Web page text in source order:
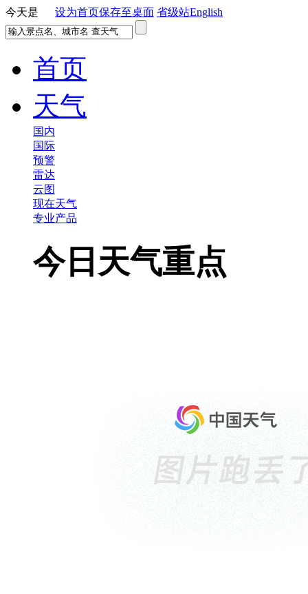
今天是 设为首页保存至桌面 省级站English
首页
天气
国内
国际
预警
雷达
云图
现在天气
专业产品
今日天气重点